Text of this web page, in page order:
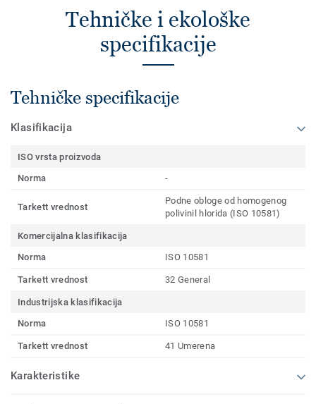
Tehničke i ekološke
specifikacije
Tehničke specifikacije
Klasifikacija
ISO vrsta proizvoda
Norma
-
Tarkett vrednost
Podne obloge od homogenog
polivinil hlorida (ISO 10581)
Komercijalna klasifikacija
Norma
ISO 10581
Tarkett vrednost 32 General
Industrijska klasifikacija
Norma
ISO 10581
Tarkett vrednost 41 Umerena
Karakteristike